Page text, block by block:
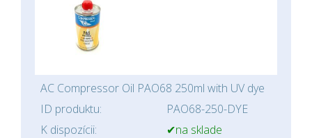
AC Compressor Oil PAO68 250ml with UV dye
ID produktu:
PAO68-250-DYE
K dispozícii:
✔na sklade